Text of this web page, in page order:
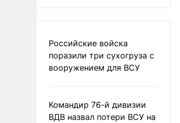
Российские войска
поразили три сухогруза с
вооружением для ВСУ
Командир 76-й дивизии
ВДВ назвал потери ВСУ на